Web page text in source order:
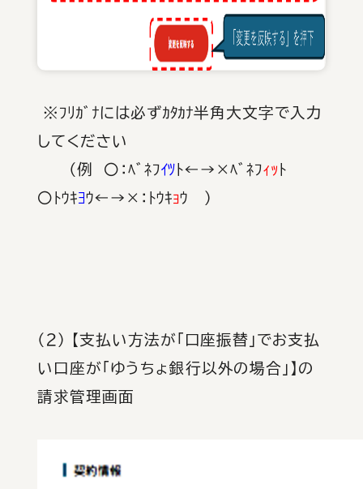
※ﾌﾘｶﾞﾅには必ずｶﾀｶﾅ半角大文字で入力
してください
（例 〇：ﾍﾞﾈﾌｲﾂ ﾄ←→×ﾍﾞﾈﾌｨｯ ﾄ
〇ﾄｳｷﾖｳ←→×：ﾄｳｷｮｳ ）
（２） 【支払い方法が「口座振替」でお支払
い口座が「ゆうちょ銀行以外の場合」】の
請求管理画面